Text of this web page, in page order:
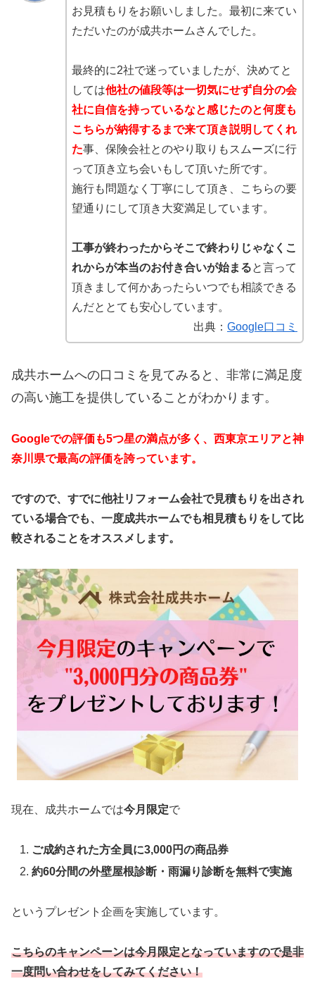
お見積もりをお願いしました。最初に来てい
ただいたのが成共ホームさんでした。
最終的に2社で迷っていましたが、決めてと
しては他社の値段等は一切気にせず自分の会
社に自信を持っているなと感じたのと何度も
こちらが納得するまで来て頂き説明してくれ
た事、保険会社とのやり取りもスムーズに行
って頂き立ち会いもして頂いた所です。
施行も問題なく丁寧にして頂き、こちらの要
望通りにして頂き大変満足しています。
工事が終わったからそこで終わりじゃなくこ
れからが本当のお付き合いが始まると言って
頂きまして何かあったらいつでも相談できる
んだととても安心しています。
出典： Google口コミ
成共ホームへの口コミを見てみると、非常に満足度
の高い施工を提供していることがわかります。
Googleでの評価も5つ星の満点が多く、西東京エリアと神
奈川県で最高の評価を誇っています。
ですので、すでに他社リフォーム会社で見積もりを出され
ている場合でも、一度成共ホームでも相見積もりをして比
較されることをオススメします。
現在、成共ホームでは今月限定で
ご成約された方全員に3,000円の商品券
約60分間の外壁屋根診断・雨漏り診断を無料で実施
というプレゼント企画を実施しています。
こちらのキャンペーンは今月限定となっていますので是非
一度問い合わせをしてみてください！